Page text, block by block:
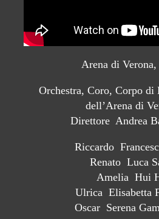
Arena di Verona,
Orchestra, Coro, Corpo di
dell’Arena di
Direttore Andrea
Riccardo
Renato Luca
Amelia Hui
Ulrica Elisabetta
Oscar Serena